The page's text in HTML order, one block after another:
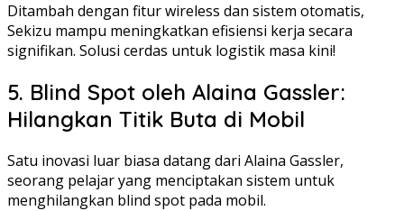
Ditambah dengan fitur wireless dan sistem otomatis,
Sekizu mampu meningkatkan efisiensi kerja secara
signifikan. Solusi cerdas untuk logistik masa kini!
5. Blind Spot oleh Alaina Gassler:
Hilangkan Titik Buta di Mobil
Satu inovasi luar biasa datang dari Alaina Gassler,
seorang pelajar yang menciptakan sistem untuk
menghilangkan blind spot pada mobil.